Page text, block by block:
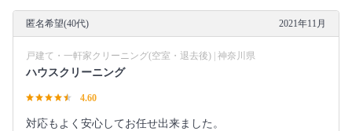
匿名希望(40代) 2021年11月
戸建て・一軒家クリーニング(空室・退去後) | 神奈川県
ハウスクリーニング
4.60
対応もよく安心してお任せ出来ました。